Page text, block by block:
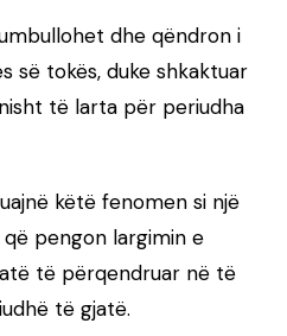
dhe qëndron i
së tokës, duke shkaktuar
të larta për periudha
këtë fenomen si një
pengon largimin e
të përqendruar në të
të gjatë.